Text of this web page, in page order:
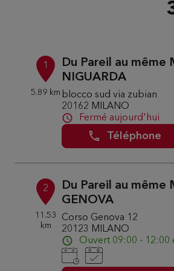
1
5.89 km
Du Pareil au même
NIGUARDA
blocco sud via zubian
20162 MILANO
Fermé aujourd'hui
Téléphone
2
11.53
km
Du Pareil au même
GENOVA
Corso Genova 12
20123 MILANO
Ouvert 09:00 - 12:00